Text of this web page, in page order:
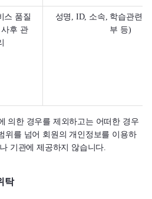
스 품질
후 관
성명, ID, 소속, 학습관련
부 등)
의한 경우를 제외하고는 어떠한 경우
위를 넘어 회원의 개인정보를 이용하
기관에 제공하지 않습니다.
탁